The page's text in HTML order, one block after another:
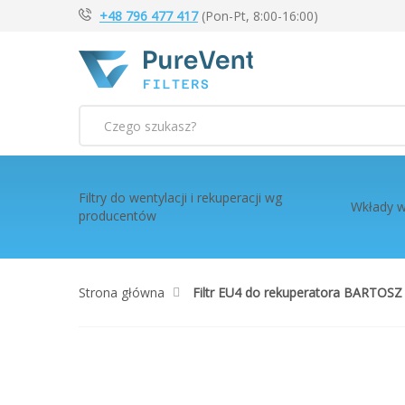
+48 796 477 417(Pon-Pt, 8:00-16:00)
Filtry do wentylacji i rekuperacji wg
producentów
Wkłady
Strona główna Filtr EU4 do rekuperatora